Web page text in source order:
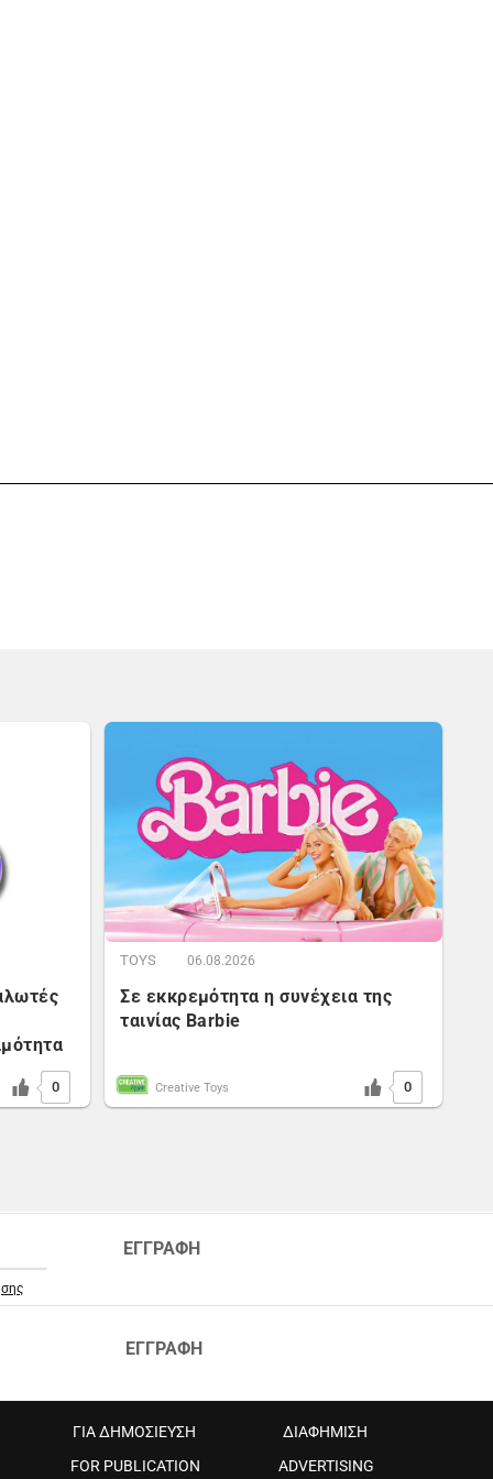
0
TOYS 06.08.2026
Σε εκκρεμότητα η συνέχεια της
ταινίας Barbie
Creative Toys 0
ΕΓΓΡΑΦΗ
ΕΓΓΡΑΦΗ
ΓΙΑ ΔΗΜΟΣΙΕΥΣΗ
ΔΙΑΦΗΜΙΣΗ
FOR PUBLICATION ADVERTISING